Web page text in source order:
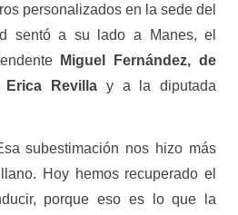
personalizados en la sede del
sentó a su lado a Manes, el
Miguel Fernández, de
Erica Revilla y a la diputada
subestimación nos hizo más
Hoy hemos recuperado el
porque eso es lo que la